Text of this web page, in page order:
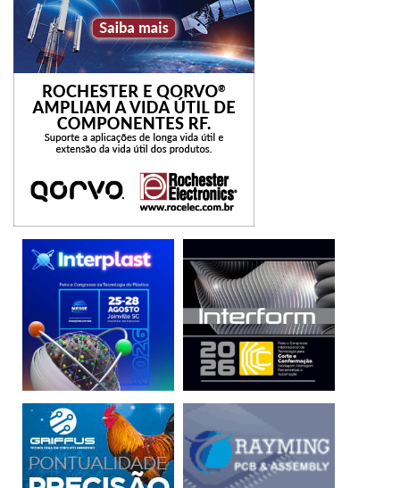
geradores fotovoltaicos
materiais elétricos Tramontina